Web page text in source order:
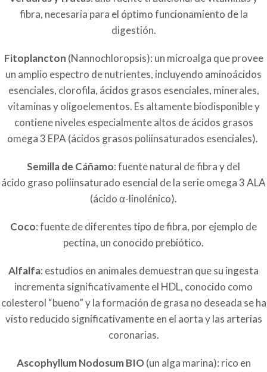
fibra, necesaria para el óptimo funcionamiento de la
digestión.
Fitoplancton (Nannochloropsis): un microalga que provee
un amplio espectro de nutrientes, incluyendo aminoácidos
esenciales, clorofila, ácidos grasos esenciales, minerales,
vitaminas y oligoelementos. Es altamente biodisponible y
contiene niveles especialmente altos de ácidos grasos
omega 3 EPA (ácidos grasos poliinsaturados esenciales).
Semilla de Cáñamo: fuente natural de fibra y del
ácido graso poliinsaturado esencial de la serie omega 3 ALA
(ácido α-linolénico).
Coco: fuente de diferentes tipo de fibra, por ejemplo de
pectina, un conocido prebiótico.
Alfalfa: estudios en animales demuestran que su ingesta
incrementa significativamente el HDL, conocido como
colesterol “bueno” y la formación de grasa no deseada se ha
visto reducido significativamente en el aorta y las arterias
coronarias.
Ascophyllum Nodosum BIO (un alga marina): rico en